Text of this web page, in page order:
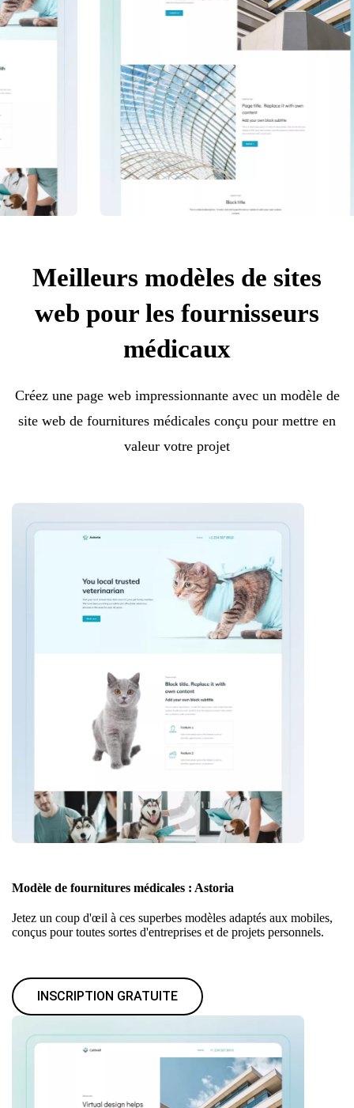
Meilleurs modèles de sites
web pour les fournisseurs
médicaux
Créez une page web impressionnante avec un modèle de
site web de fournitures médicales conçu pour mettre en
valeur votre projet
Modèle de fournitures médicales : Astoria
Jetez un coup d'œil à ces superbes modèles adaptés aux mobiles,
conçus pour toutes sortes d'entreprises et de projets personnels.
INSCRIPTION GRATUITE